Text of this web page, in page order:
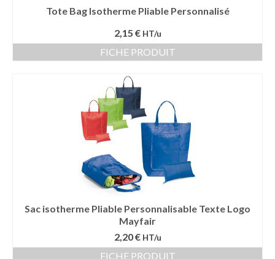
Tote Bag Isotherme Pliable Personnalisé
2,15 € HT/u
FICHE PRODUIT
Sac isotherme Pliable Personnalisable Texte Logo
Mayfair
2,20 € HT/u
FICHE PRODUIT